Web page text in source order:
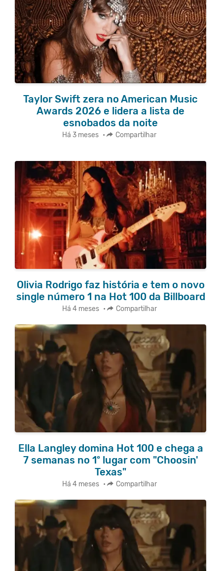
Taylor Swift zera no American Music
Awards 2026 e lidera a lista de
esnobados da noite
Há 3 meses • Compartilhar
Olivia Rodrigo faz história e tem o novo
single número 1 na Hot 100 da Billboard
Há 4 meses • Compartilhar
Ella Langley domina Hot 100 e chega a
7 semanas no 1º lugar com "Choosin'
Texas"
Há 4 meses • Compartilhar